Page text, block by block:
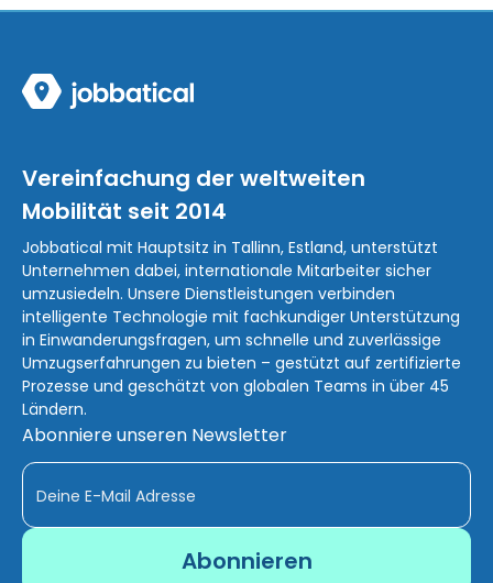
Vereinfachung der weltweiten
Mobilität seit 2014
Jobbatical mit Hauptsitz in Tallinn, Estland, unterstützt
Unternehmen dabei, internationale Mitarbeiter sicher
umzusiedeln. Unsere Dienstleistungen verbinden
intelligente Technologie mit fachkundiger Unterstützung
in Einwanderungsfragen, um schnelle und zuverlässige
Umzugserfahrungen zu bieten – gestützt auf zertifizierte
Prozesse und geschätzt von globalen Teams in über 45
Ländern.
Abonniere unseren Newsletter